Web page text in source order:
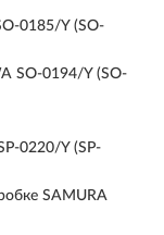
0185/Y (SO-
SO-0194/Y (SO-
0220/Y (SP-
SAMURA